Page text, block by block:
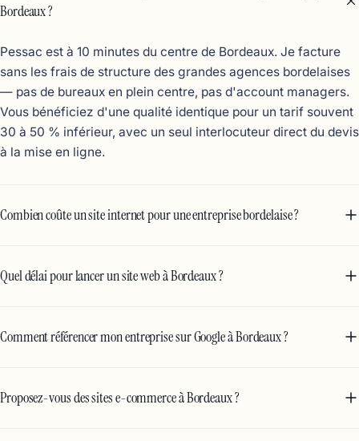
Bordeaux ?
Pessac est à 10 minutes du centre de Bordeaux. Je facture
sans les frais de structure des grandes agences bordelaises
— pas de bureaux en plein centre, pas d'account managers.
Vous bénéficiez d'une qualité identique pour un tarif souvent
30 à 50 % inférieur, avec un seul interlocuteur direct du devis
à la mise en ligne.
Combien coûte un site internet pour une entreprise bordelaise ?
Quel délai pour lancer un site web à Bordeaux ?
Comment référencer mon entreprise sur Google à Bordeaux ?
Proposez-vous des sites e-commerce à Bordeaux ?